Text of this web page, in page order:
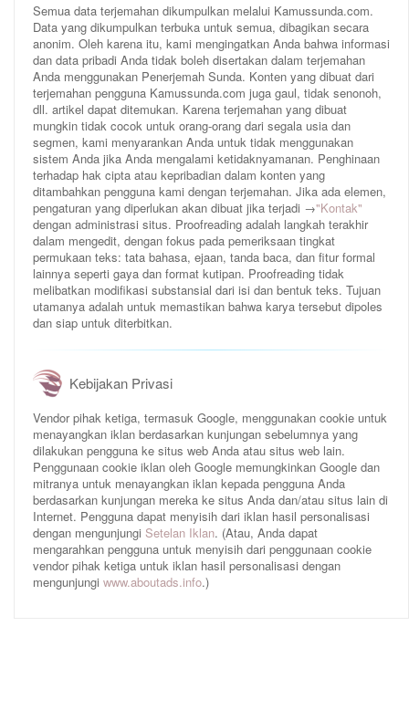
Semua data terjemahan dikumpulkan melalui Kamussunda.com.
Data yang dikumpulkan terbuka untuk semua, dibagikan secara
anonim. Oleh karena itu, kami mengingatkan Anda bahwa informasi
dan data pribadi Anda tidak boleh disertakan dalam terjemahan
Anda menggunakan Penerjemah Sunda. Konten yang dibuat dari
terjemahan pengguna Kamussunda.com juga gaul, tidak senonoh,
dll. artikel dapat ditemukan. Karena terjemahan yang dibuat
mungkin tidak cocok untuk orang-orang dari segala usia dan
segmen, kami menyarankan Anda untuk tidak menggunakan
sistem Anda jika Anda mengalami ketidaknyamanan. Penghinaan
terhadap hak cipta atau kepribadian dalam konten yang
ditambahkan pengguna kami dengan terjemahan. Jika ada elemen,
pengaturan yang diperlukan akan dibuat jika terjadi →"Kontak"
dengan administrasi situs. Proofreading adalah langkah terakhir
dalam mengedit, dengan fokus pada pemeriksaan tingkat
permukaan teks: tata bahasa, ejaan, tanda baca, dan fitur formal
lainnya seperti gaya dan format kutipan. Proofreading tidak
melibatkan modifikasi substansial dari isi dan bentuk teks. Tujuan
utamanya adalah untuk memastikan bahwa karya tersebut dipoles
dan siap untuk diterbitkan.
Kebijakan Privasi
Vendor pihak ketiga, termasuk Google, menggunakan cookie untuk
menayangkan iklan berdasarkan kunjungan sebelumnya yang
dilakukan pengguna ke situs web Anda atau situs web lain.
Penggunaan cookie iklan oleh Google memungkinkan Google dan
mitranya untuk menayangkan iklan kepada pengguna Anda
berdasarkan kunjungan mereka ke situs Anda dan/atau situs lain di
Internet. Pengguna dapat menyisih dari iklan hasil personalisasi
dengan mengunjungi Setelan Iklan. (Atau, Anda dapat
mengarahkan pengguna untuk menyisih dari penggunaan cookie
vendor pihak ketiga untuk iklan hasil personalisasi dengan
mengunjungi www.aboutads.info.)